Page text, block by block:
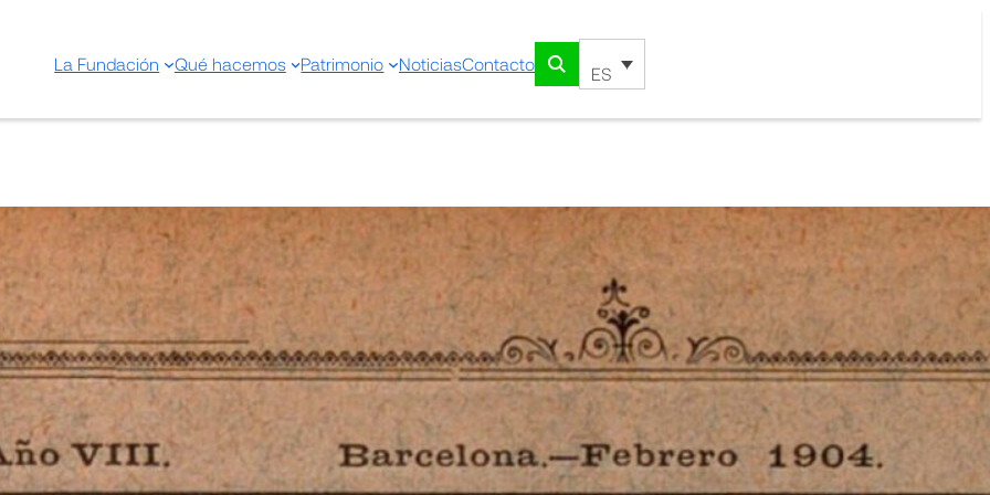
La Fundación Qué hacemos Patrimonio NoticiasContacto ES
Boletín clínico de la Casa de la Salud de Nuestra
Señora del Pilar
4 diciembre 2024
Compartir en: